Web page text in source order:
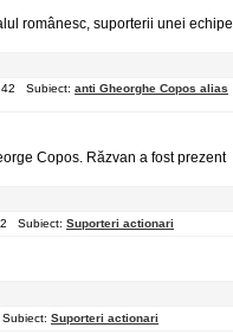
românesc, suporterii unei echipe
Subiect: anti Gheorghe Copos alias
Copos. Răzvan a fost prezent
Subiect: Suporteri actionari
Suporteri actionari